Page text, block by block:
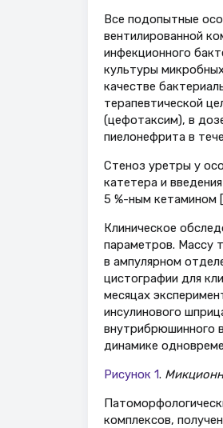
Все подопытные
вентилированной
инфекционного
культуры
качестве
терапевтической
(цефотаксим), в
пиелонефрита в
Стеноз уретры у
катетера и
5 %-ным кетамином
Клиническое
параметров. Массу
в ампулярном
цистографии для
месяцах
инсулинового
внутрибрюшинного
динамике
Рисунок 1.
комплексов,